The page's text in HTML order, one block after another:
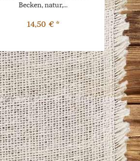
Becken, natur,...
14,50 € *